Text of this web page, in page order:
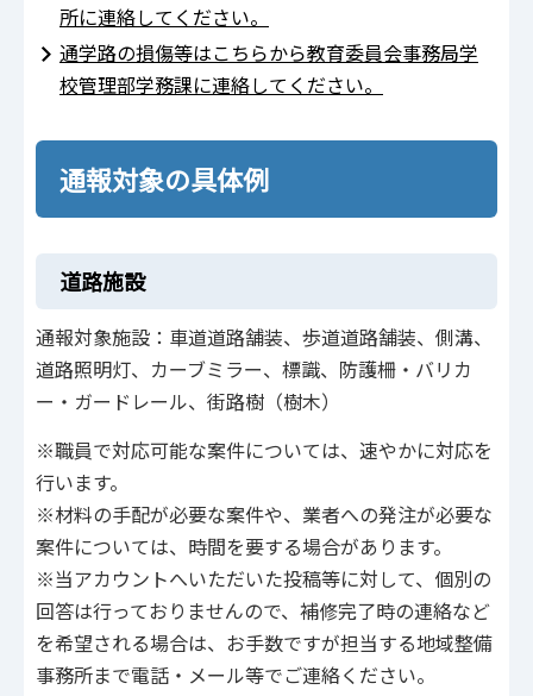
所に連絡してください。
通学路の損傷等はこちらから教育委員会事務局学
校管理部学務課に連絡してください。
通報対象の具体例
道路施設
通報対象施設：車道道路舗装、歩道道路舗装、側溝、
道路照明灯、カーブミラー、標識、防護柵・バリカ
ー・ガードレール、街路樹（樹木）
※職員で対応可能な案件については、速やかに対応を
行います。
※材料の手配が必要な案件や、業者への発注が必要な
案件については、時間を要する場合があります。
※当アカウントへいただいた投稿等に対して、個別の
回答は行っておりませんので、補修完了時の連絡など
を希望される場合は、お手数ですが担当する地域整備
事務所まで電話・メール等でご連絡ください。